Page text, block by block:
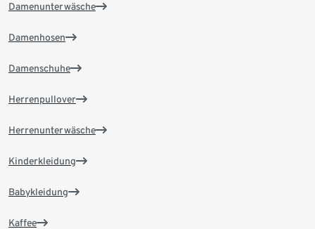
Damenunterwäsche
Damenhosen
Damenschuhe
Herrenpullover
Herrenunterwäsche
Kinderkleidung
Babykleidung
Kaffee